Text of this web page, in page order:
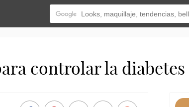
controlar la diabetes